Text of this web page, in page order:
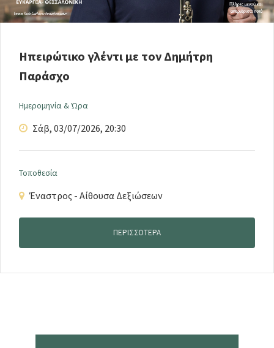
Ηπειρώτικο γλέντι με τον Δημήτρη
Παράσχο
Ημερομηνία & Ώρα
Σάβ, 03/07/2026, 20:30
Τοποθεσία
Έναστρος - Αίθουσα Δεξιώσεων
ΠΕΡΙΣΣΟΤΕΡΑ